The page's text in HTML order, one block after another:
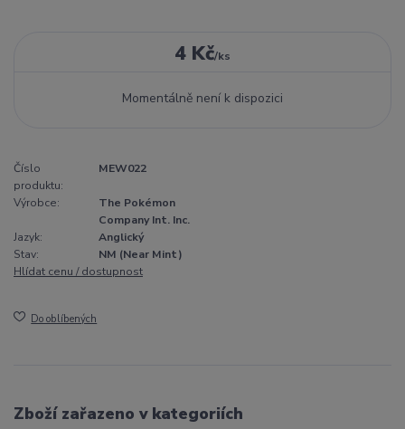
4 Kč/ks
Momentálně není k dispozici
Číslo
produktu:
MEW022
Výrobce:
The Pokémon
Company Int. Inc.
Jazyk:
Anglický
Stav:
NM (Near Mint)
Hlídat cenu / dostupnost
Do oblíbených
Zboží zařazeno v kategoriích